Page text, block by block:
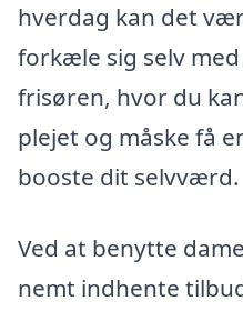
hverdag kan det
forkæle sig selv
frisøren, hvor du
plejet og måske få
booste dit selvværd.
Ved at benytte
nemt indhente